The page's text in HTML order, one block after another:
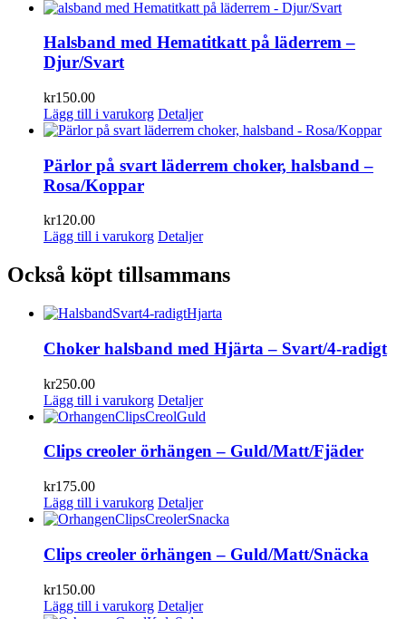
Halsband med Hematitkatt på läderrem –
Djur/Svart
kr150.00
Lägg till i varukorg Detaljer
Pärlor på svart läderrem choker, halsband –
Rosa/Koppar
kr120.00
Lägg till i varukorg Detaljer
Också köpt tillsammans
Choker halsband med Hjärta – Svart/4-radigt
kr250.00
Lägg till i varukorg Detaljer
Clips creoler örhängen – Guld/Matt/Fjäder
kr175.00
Lägg till i varukorg Detaljer
Clips creoler örhängen – Guld/Matt/Snäcka
kr150.00
Lägg till i varukorg Detaljer